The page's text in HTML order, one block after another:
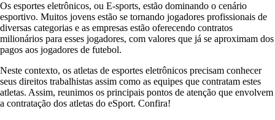
Os esportes eletrônicos, ou E-sports, estão dominando o cenário
esportivo. Muitos jovens estão se tornando jogadores profissionais de
diversas categorias e as empresas estão oferecendo contratos
milionários para esses jogadores, com valores que já se aproximam dos
pagos aos jogadores de futebol.
Neste contexto, os atletas de esportes eletrônicos precisam conhecer
seus direitos trabalhistas assim como as equipes que contratam estes
atletas. Assim, reunimos os principais pontos de atenção que envolvem
a contratação dos atletas do eSport. Confira!